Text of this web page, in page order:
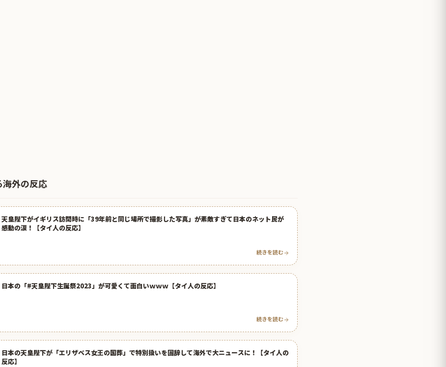
海外の反応
天皇陛下がイギリス訪問時に「39年前と同じ場所で撮影した写真」が素敵すぎて日本のネット民が
感動の涙！【タイ人の反応】
続きを読む
日本の「#天皇陛下生誕祭2023」が可愛くて面白いｗｗｗ【タイ人の反応】
続きを読む
日本の天皇陛下が「エリザベス女王の国葬」で特別扱いを固辞して海外で大ニュースに！【タイ人の
反応】